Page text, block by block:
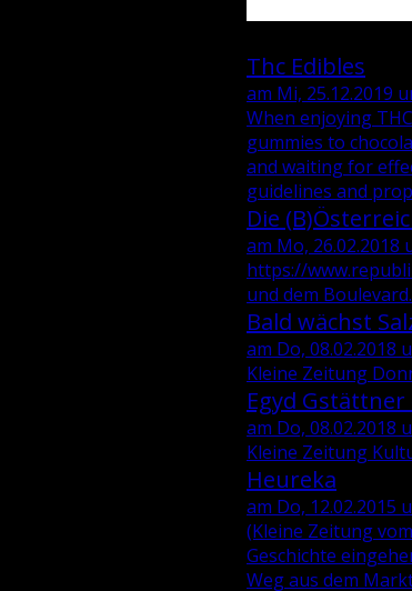
Thc Edibles
am Mi, 25.12.2019
When enjoying
gummies to
and waiting for
guidelines and
Die
am Mo, 26.02.2018
https://
und dem
Bald wächst
am Do, 08.02.2018
Kleine Zeitung
Egyd
am Do, 08.02.2018
Kleine Zeitung
Heureka
am Do, 12.02.2015
(Kleine Zeitung
Geschichte
Weg aus dem